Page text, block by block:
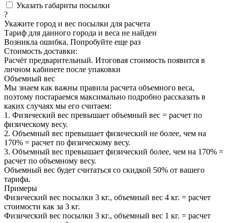
Указать габариты посылки
?
Укажите город и вес посылки для расчета
Тариф для данного города и веса не найден
Возникла ошибка. Попробуйте еще раз
Стоимость доставки:
Расчёт предварительный. Итоговая стоимость появится в
личном кабинете после упаковки
Объемный вес
Мы знаем как важны правила расчета объемного веса,
поэтому постараемся максимально подробно рассказать в
каких случаях мы его считаем:
1. Физический вес превышает объемный вес = расчет по
физическому весу.
2. Объемный вес превышает физический не более, чем на
170% = расчет по физическому весу.
3. Объемный вес превышает физический более, чем на 170% =
расчет по объемному весу.
Объемный вес будет считаться со скидкой 50% от вашего
тарифа.
Примеры
Физический вес посылки 3 кг., объемный вес 4 кг. = расчет
стоимости как за 3 кг.
Физический вес посылки 3 кг., объемный вес 1 кг. = расчет